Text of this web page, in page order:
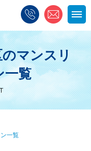
お気に入り物件一覧
入居までの流れ
お客様の声
マンスリ
一覧
一覧